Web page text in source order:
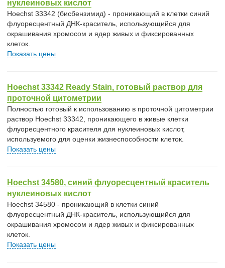
нуклеиновых кислот
Hoechst 33342 (бисбензимид) - проникающий в клетки синий
флуоресцентный ДНК-краситель, использующийся для
окрашивания хромосом и ядер живых и фиксированных
клеток.
Показать цены
Hoechst 33342 Ready Stain, готовый раствор для
проточной цитометрии
Полностью готовый к использованию в проточной цитометрии
раствор Hoechst 33342, проникающего в живые клетки
флуоресцентного красителя для нуклеиновых кислот,
используемого для оценки жизнеспособности клеток.
Показать цены
Hoechst 34580, синий флуоресцентный краситель
нуклеиновых кислот
Hoechst 34580 - проникающий в клетки синий
флуоресцентный ДНК-краситель, использующийся для
окрашивания хромосом и ядер живых и фиксированных
клеток.
Показать цены